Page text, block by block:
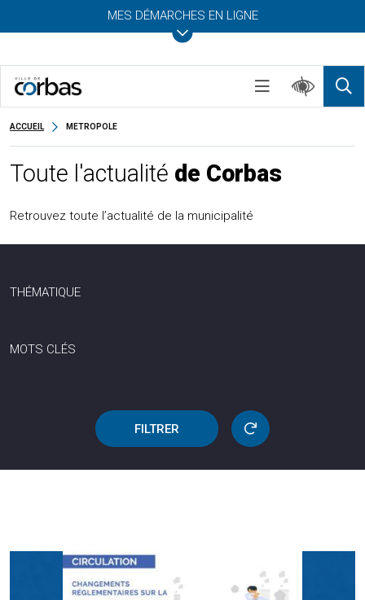
MES DÉMARCHES EN LIGNE
ACCUEIL METROPOLE
Toute l'actualité de Corbas
Retrouvez toute l’actualité de la municipalité
THÉMATIQUE
MOTS CLÉS
FILTRER